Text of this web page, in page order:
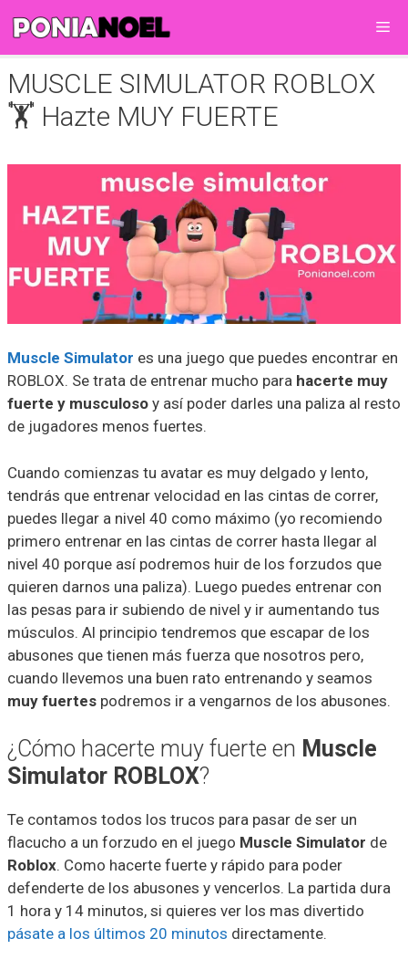
contenido
MUSCLE SIMULATOR ROBLOX
🏋️ Hazte MUY FUERTE
Muscle Simulator es una juego que puedes encontrar en
ROBLOX. Se trata de entrenar mucho para hacerte muy
fuerte y musculoso y así poder darles una paliza al resto
de jugadores menos fuertes.
Cuando comienzas tu avatar es muy delgado y lento,
tendrás que entrenar velocidad en las cintas de correr,
puedes llegar a nivel 40 como máximo (yo recomiendo
primero entrenar en las cintas de correr hasta llegar al
nivel 40 porque así podremos huir de los forzudos que
quieren darnos una paliza). Luego puedes entrenar con
las pesas para ir subiendo de nivel y ir aumentando tus
músculos. Al principio tendremos que escapar de los
abusones que tienen más fuerza que nosotros pero,
cuando llevemos una buen rato entrenando y seamos
muy fuertes podremos ir a vengarnos de los abusones.
¿Cómo hacerte muy fuerte en Muscle
Simulator ROBLOX?
Te contamos todos los trucos para pasar de ser un
flacucho a un forzudo en el juego Muscle Simulator de
Roblox. Como hacerte fuerte y rápido para poder
defenderte de los abusones y vencerlos. La partida dura
1 hora y 14 minutos, si quieres ver los mas divertido
pásate a los últimos 20 minutos directamente.